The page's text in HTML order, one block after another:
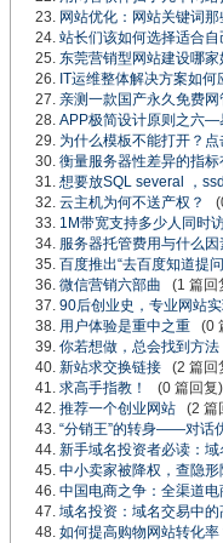
网站优化：网站关键词
站长们该如何选择适合
东莞营销型网站建设哪家
IT运维整体解决方案如
亲测一款国产永久免费
APP极简设计原则之六—
为什么模板不能打开？
衡量服务器性差异的指标
想要放SQL several ，
云主机为何不送产权？
1M带宽支持多少人同时
服务器托管费用与什么因
百度推出“去百度知道提
微信营销六部曲 (1 篇回
90后创业史，专业网站
用户体验是重中之重 (0
你若想做，总会找到方法
新站求交换链接 (2 篇回
求高手指教！
(0 篇回复)
推荐一个创业网站 (2 篇
“分销王”的转身——对话
新手域名投资者必读：域
中小卖家被降权，查隐形
中国电商之争：全渠道
域名投资：域名交易中
如何提高购物网站转化率